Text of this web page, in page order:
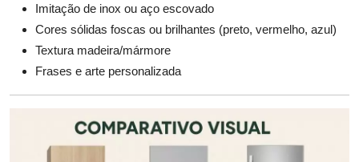
Imitação de inox ou aço escovado
Cores sólidas foscas ou brilhantes (preto, vermelho, azul)
Textura madeira/mármore
Frases e arte personalizada